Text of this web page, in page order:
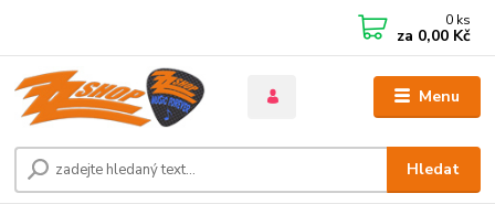
Menu
Hledat
0 ks
za 0,00 Kč